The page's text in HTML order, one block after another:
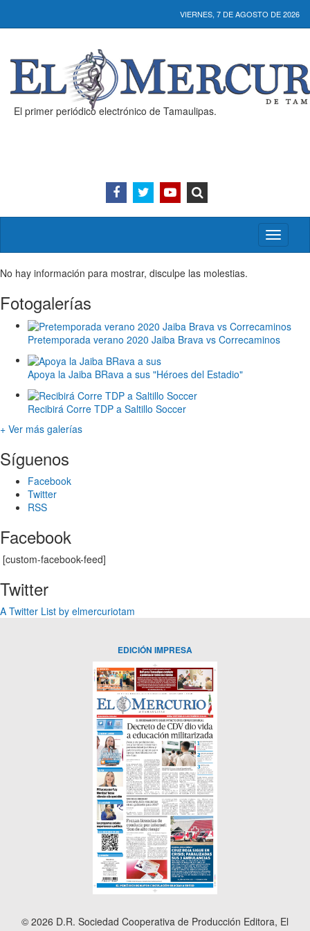
VIERNES, 7 DE AGOSTO DE 2026
El primer periódico electrónico de Tamaulipas.
Activar/
menú
No hay información para mostrar, disculpe las molestias.
Fotogalerías
Pretemporada verano 2020 Jaiba Brava vs Correcaminos
Apoya la Jaiba BRava a sus "Héroes del Estadio"
Recibirá Corre TDP a Saltillo Soccer
+ Ver más galerías
Síguenos
Facebook
Twitter
RSS
Facebook
[custom-facebook-feed]
Twitter
A Twitter List by elmercuriotam
EDICIÓN IMPRESA
© 2026 D.R. Sociedad Cooperativa de Producción Editora, El